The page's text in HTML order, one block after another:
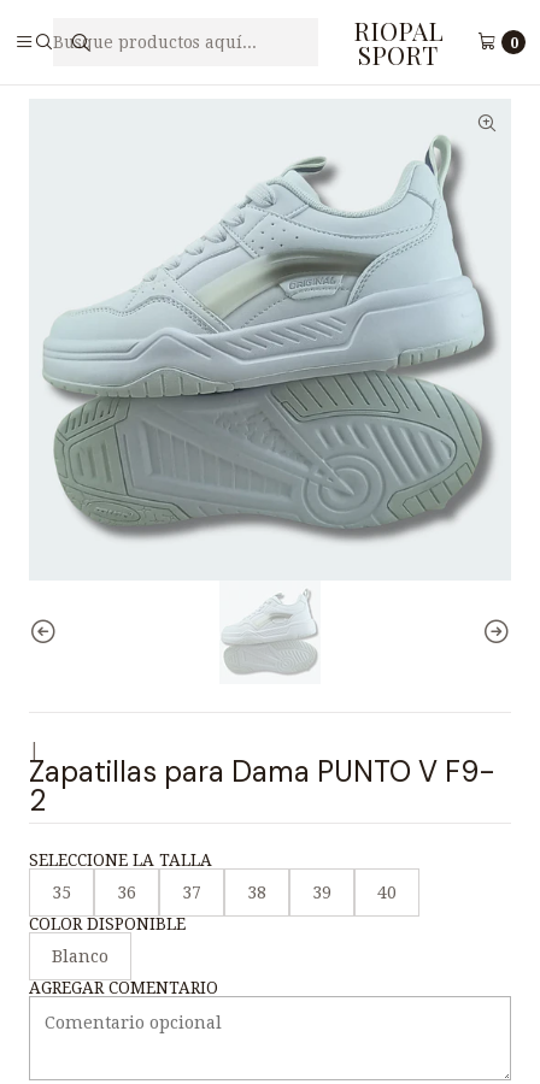
RIOPAL
SPORT 0
Zapatillas para Dama PUNTO V F9- 2
Zapatillas para Dama PUNTO V F9-
2
SELECCIONE LA TALLA
35
36 37 38 39
40
COLOR DISPONIBLE
Blanco
AGREGAR COMENTARIO